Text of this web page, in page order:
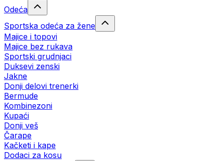
Odeća
Sportska odeća za žene
Majice i topovi
Majice bez rukava
Sportski grudnjaci
Duksevi zenski
Jakne
Donji delovi trenerki
Bermude
Kombinezoni
Kupaći
Donji veš
Čarape
Kačketi i kape
Dodaci za kosu